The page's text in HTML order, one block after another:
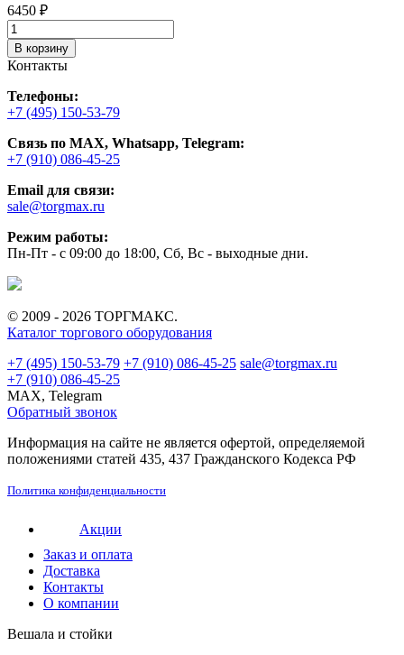
6450 ₽
В корзину
Контакты
Телефоны:
+7 (495) 150-53-79
Связь по MAX, Whatsapp, Telegram:
+7 (910) 086-45-25
Email для связи:
sale@torgmax.ru
Режим работы:
Пн-Пт - с 09:00 до 18:00, Сб, Вс - выходные дни.
© 2009 - 2026 ТОРГМАКС.
Каталог торгового оборудования
+7 (495) 150-53-79 +7 (910) 086-45-25 sale@torgmax.ru
+7 (910) 086-45-25
MAX, Telegram
Обратный звонок
Информация на сайте не является офертой, определяемой
положениями статей 435, 437 Гражданского Кодекса РФ
Политика конфиденциальности
Акции
Заказ и оплата
Доставка
Контакты
О компании
Вешала и стойки